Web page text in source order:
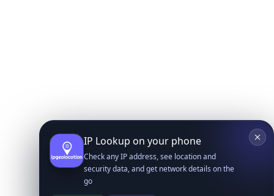
IP Lookup on your phone
Check any IP address, see location and
security data, and get network details on the
go